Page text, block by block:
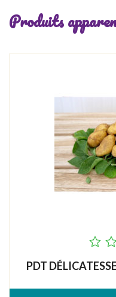
Produits
out
of
PDT